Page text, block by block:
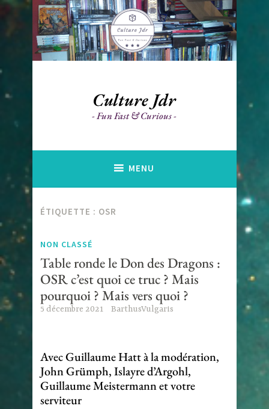
Accéder
au
contenu
principal
Culture Jdr
Fun Fast & Curious
MENU
ÉTIQUETTE : OSR
NON CLASSÉ
Table ronde le Don des Dragons :
OSR c’est quoi ce truc ? Mais
pourquoi ? Mais vers quoi ?
5 décembre 2021 BarthusVulgaris
Avec Guillaume Hatt à la modération,
John Grümph, Islayre d’Argohl,
Guillaume Meistermann et votre
serviteur